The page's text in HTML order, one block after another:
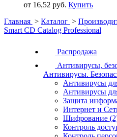
от 16,52 руб. Купить
Главная > Каталог >
Smart CD Catalog Professional
Распродажа
Антивирусы,
Антивирусы.
Антивирусы
Антивирусы
Защита
Интернет и
Шифрование
Контроль